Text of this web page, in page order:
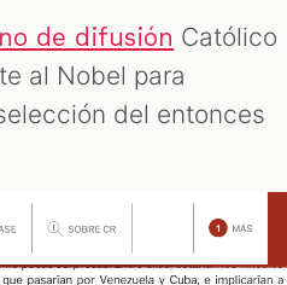
de difusión Católico
al Nobel para
del entonces